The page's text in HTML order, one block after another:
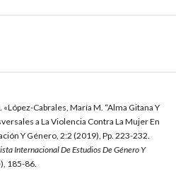
Cabrales, María M. “Alma Gitana Y
a La Violencia Contra La Mujer En
Y Género, 2:2 (2019), Pp. 223-232.
Internacional De Estudios De Género Y
185-86.